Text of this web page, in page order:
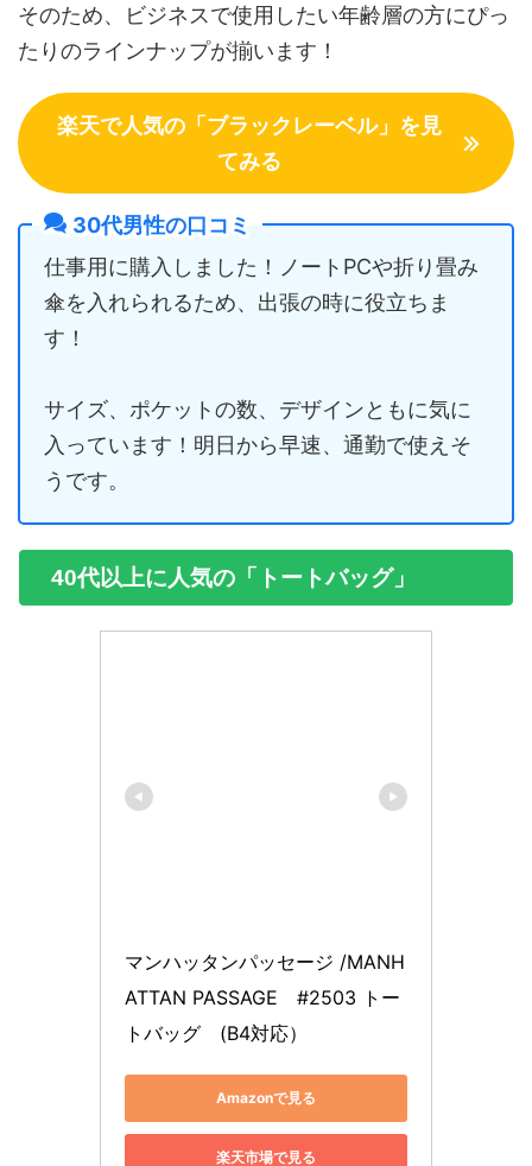
そのため、ビジネスで使用したい年齢層の方にぴっ
たりのラインナップが揃います！
楽天で人気の「ブラックレーベル」を見
てみる
30代男性の口コミ
仕事用に購入しました！ノートPCや折り畳み
傘を入れられるため、出張の時に役立ちま
す！
サイズ、ポケットの数、デザインともに気に
入っています！明日から早速、通勤で使えそ
うです。
40代以上に人気の「トートバッグ」
マンハッタンパッセージ /MANH
ATTAN PASSAGE　#2503 トー
トバッグ　(B4対応）
Amazonで見る
楽天市場で見る